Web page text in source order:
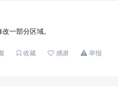
一部分区域。
收藏 感谢 举报